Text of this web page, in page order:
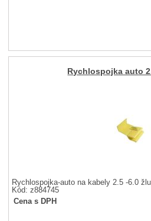
Rychlospojka auto
Rychlospojka-auto na kabely 2.5 -6.0
Kód: z884745
Cena s DPH